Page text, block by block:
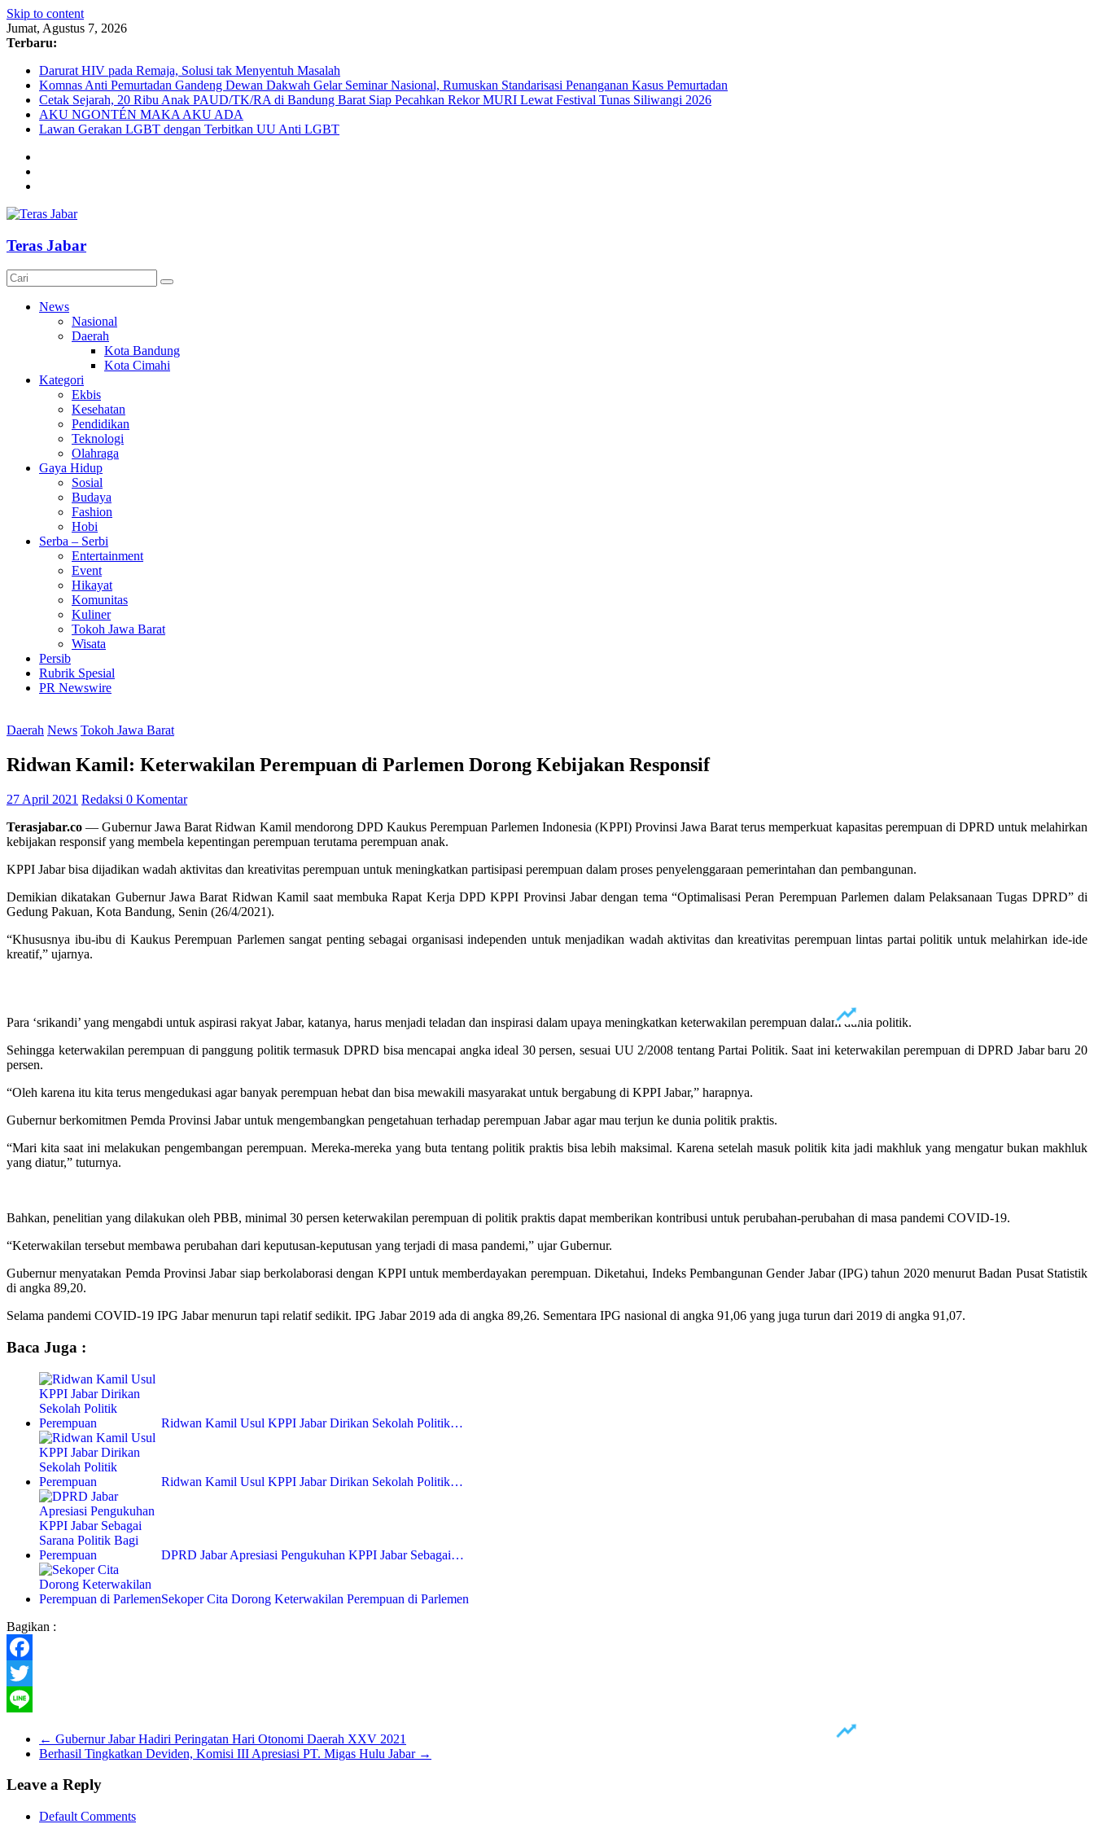
Skip to content
Jumat, Agustus 7, 2026
Terbaru:
Darurat HIV pada Remaja, Solusi tak Menyentuh Masalah
Komnas Anti Pemurtadan Gandeng Dewan Dakwah Gelar Seminar Nasional, Rumuskan Standarisasi Penanganan Kasus Pemurtadan
Cetak Sejarah, 20 Ribu Anak PAUD/TK/RA di Bandung Barat Siap Pecahkan Rekor MURI Lewat Festival Tunas Siliwangi 2026
AKU NGONTÉN MAKA AKU ADA
Lawan Gerakan LGBT dengan Terbitkan UU Anti LGBT
Teras Jabar
News
Nasional
Daerah
Kota Bandung
Kota Cimahi
Kategori
Ekbis
Kesehatan
Pendidikan
Teknologi
Olahraga
Gaya Hidup
Sosial
Budaya
Fashion
Hobi
Serba – Serbi
Entertainment
Event
Hikayat
Komunitas
Kuliner
Tokoh Jawa Barat
Wisata
Persib
Rubrik Spesial
PR Newswire
Daerah News Tokoh Jawa Barat
Ridwan Kamil: Keterwakilan Perempuan di Parlemen Dorong Kebijakan Responsif
27 April 2021 Redaksi 0 Komentar
Terasjabar.co — Gubernur Jawa Barat Ridwan Kamil mendorong DPD Kaukus Perempuan Parlemen Indonesia (KPPI) Provinsi Jawa Barat terus memperkuat kapasitas perempuan di DPRD untuk melahirkan
kebijakan responsif yang membela kepentingan perempuan terutama perempuan anak.
KPPI Jabar bisa dijadikan wadah aktivitas dan kreativitas perempuan untuk meningkatkan partisipasi perempuan dalam proses penyelenggaraan pemerintahan dan pembangunan.
Demikian dikatakan Gubernur Jawa Barat Ridwan Kamil saat membuka Rapat Kerja DPD KPPI Provinsi Jabar dengan tema “Optimalisasi Peran Perempuan Parlemen dalam Pelaksanaan Tugas DPRD” di
Gedung Pakuan, Kota Bandung, Senin (26/4/2021).
“Khususnya ibu-ibu di Kaukus Perempuan Parlemen sangat penting sebagai organisasi independen untuk menjadikan wadah aktivitas dan kreativitas perempuan lintas partai politik untuk melahirkan ide-ide
kreatif,” ujarnya.
Para ‘srikandi’ yang mengabdi untuk aspirasi rakyat Jabar, katanya, harus menjadi teladan dan inspirasi dalam upaya meningkatkan keterwakilan perempuan dalam dunia politik.
Sehingga keterwakilan perempuan di panggung politik termasuk DPRD bisa mencapai angka ideal 30 persen, sesuai UU 2/2008 tentang Partai Politik. Saat ini keterwakilan perempuan di DPRD Jabar baru 20
persen.
“Oleh karena itu kita terus mengedukasi agar banyak perempuan hebat dan bisa mewakili masyarakat untuk bergabung di KPPI Jabar,” harapnya.
Gubernur berkomitmen Pemda Provinsi Jabar untuk mengembangkan pengetahuan terhadap perempuan Jabar agar mau terjun ke dunia politik praktis.
“Mari kita saat ini melakukan pengembangan perempuan. Mereka-mereka yang buta tentang politik praktis bisa lebih maksimal. Karena setelah masuk politik kita jadi makhluk yang mengatur bukan makhluk
yang diatur,” tuturnya.
Bahkan, penelitian yang dilakukan oleh PBB, minimal 30 persen keterwakilan perempuan di politik praktis dapat memberikan kontribusi untuk perubahan-perubahan di masa pandemi COVID-19.
“Keterwakilan tersebut membawa perubahan dari keputusan-keputusan yang terjadi di masa pandemi,” ujar Gubernur.
Gubernur menyatakan Pemda Provinsi Jabar siap berkolaborasi dengan KPPI untuk memberdayakan perempuan. Diketahui, Indeks Pembangunan Gender Jabar (IPG) tahun 2020 menurut Badan Pusat Statistik
di angka 89,20.
Selama pandemi COVID-19 IPG Jabar menurun tapi relatif sedikit. IPG Jabar 2019 ada di angka 89,26. Sementara IPG nasional di angka 91,06 yang juga turun dari 2019 di angka 91,07.
Baca Juga :
Ridwan Kamil Usul KPPI Jabar Dirikan Sekolah Politik…
Ridwan Kamil Usul KPPI Jabar Dirikan Sekolah Politik…
DPRD Jabar Apresiasi Pengukuhan KPPI Jabar Sebagai…
Sekoper Cita Dorong Keterwakilan Perempuan di Parlemen
Bagikan :
Facebook
Twitter
← Gubernur Jabar Hadiri Peringatan Hari Otonomi Daerah XXV 2021
Berhasil Tingkatkan Deviden, Komisi III Apresiasi PT. Migas Hulu Jabar →
Leave a Reply
Default Comments